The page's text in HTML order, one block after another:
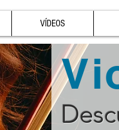
VÍDEOS